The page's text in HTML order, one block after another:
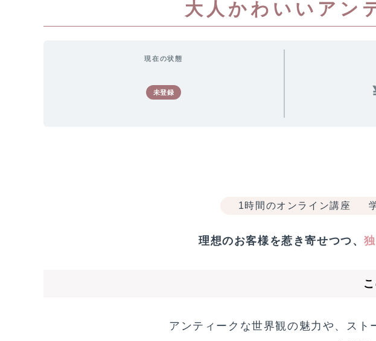
大人かわいいアン
現在の状態
未登録
1時間のオンライン講座
理想のお客様を惹き寄せつつ、
アンティークな世界観の魅力や、スト